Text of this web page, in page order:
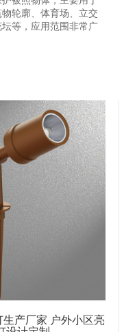
轮廓、体育场、立交
等，应用范围非常广
生产厂家 户外小区亮